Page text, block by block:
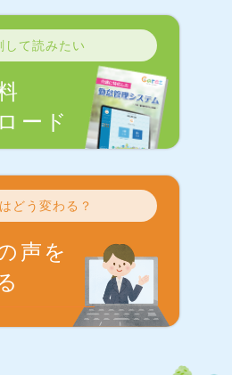
して読みたい
ード
どう変わる？
声を